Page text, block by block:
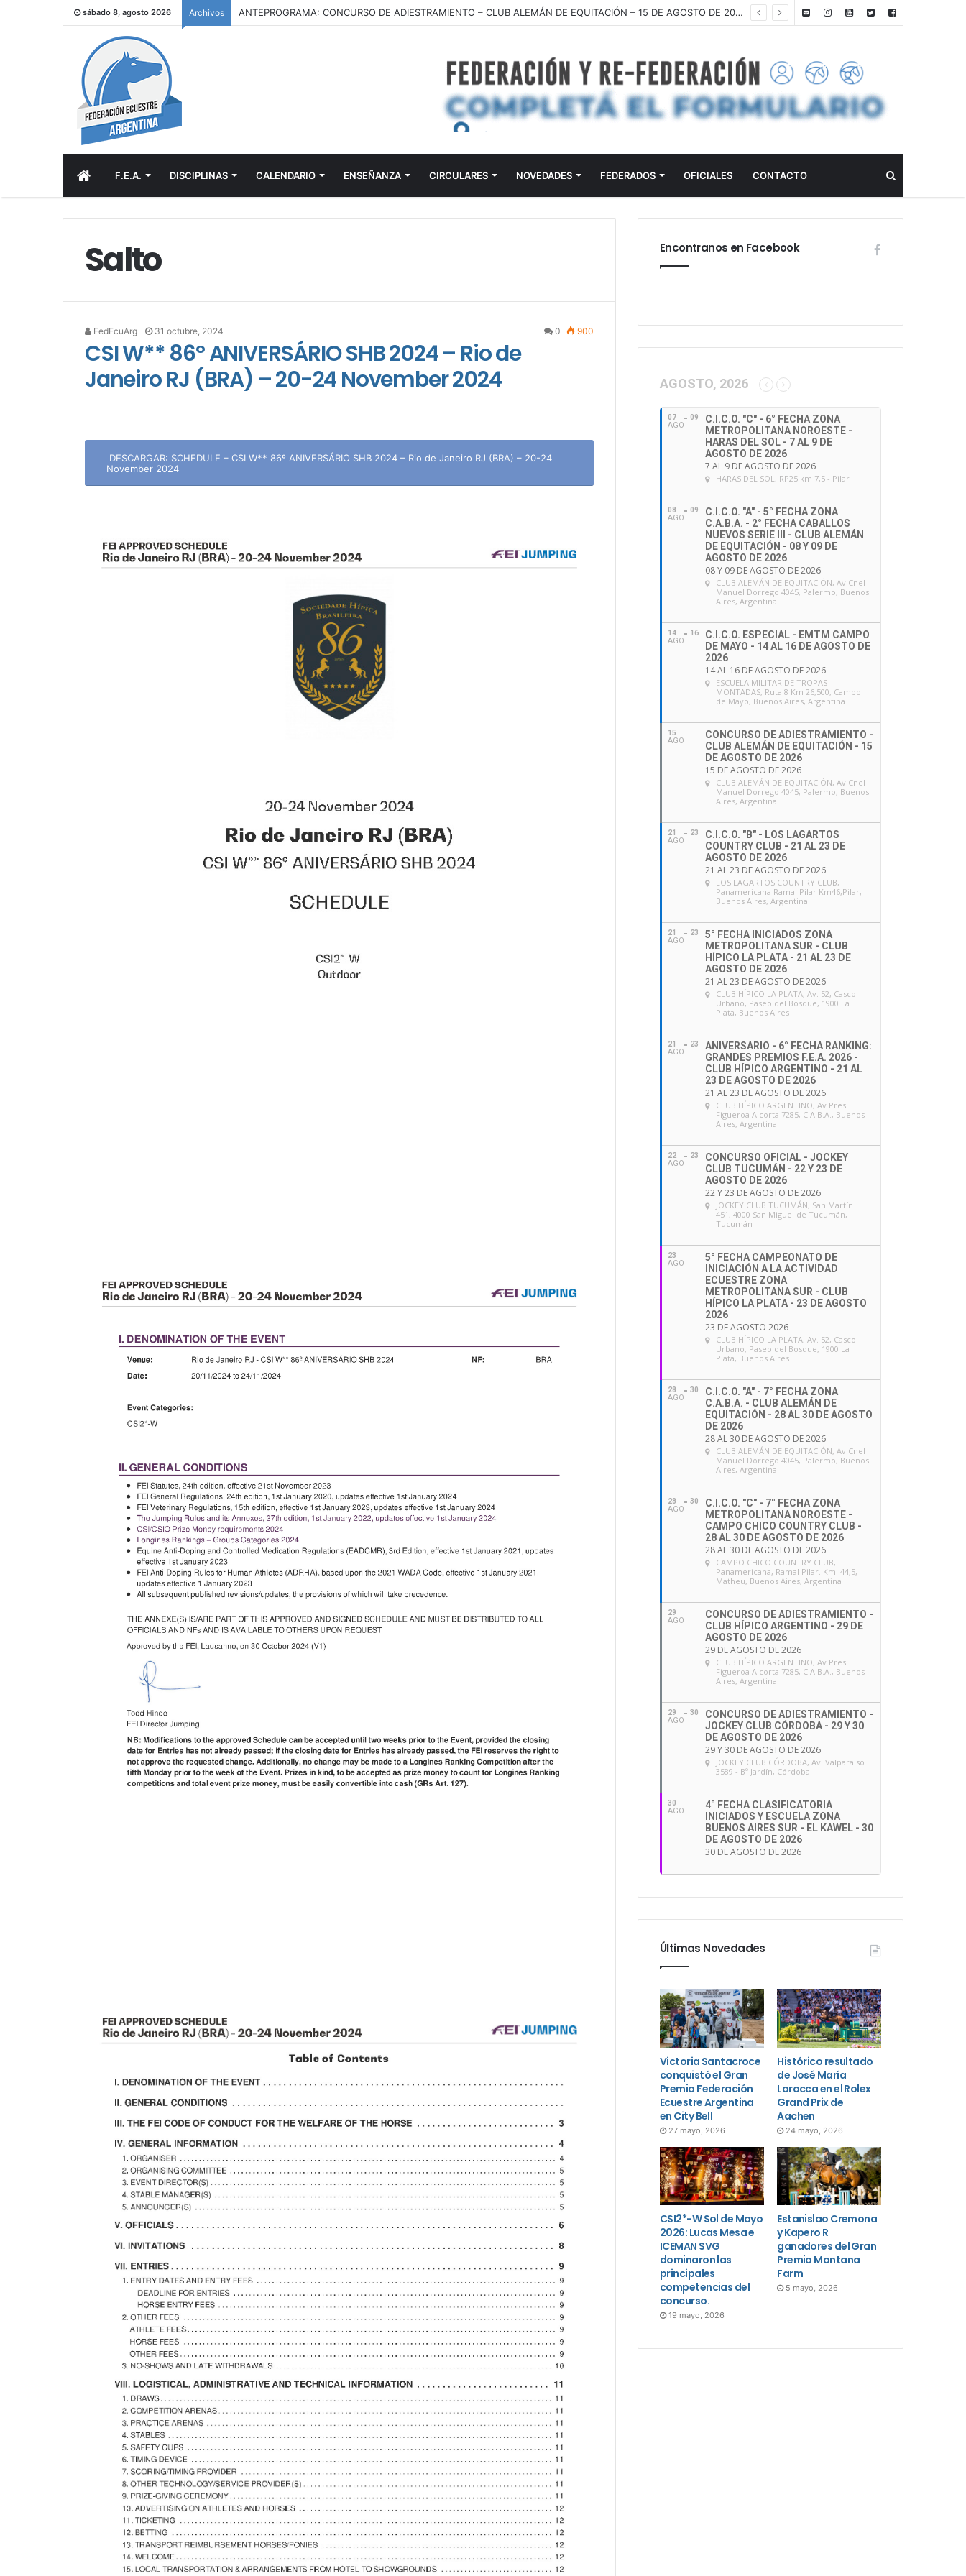
sábado 8, agosto 2026 Archivos ANTEPROGRAMA: CONCURSO DE ADIESTRAMIENTO – CLUB ALEMÁN DE EQUITACIÓN – 15 DE AGOSTO DE 2026
INICIOF.E.A. DISCIPLINAS CALENDARIO ENSEÑANZA CIRCULARES NOVEDADES FEDERADOS OFICIALES CONTACTO
Salto
FedEcuArg 31 octubre, 2024 0 900
CSI W** 86º ANIVERSÁRIO SHB 2024 – Rio de
Janeiro RJ (BRA) – 20-24 November 2024
DESCARGAR: SCHEDULE – CSI W** 86º ANIVERSÁRIO SHB 2024 – Rio de Janeiro RJ (BRA) – 20-24
November 2024
Encontranos en Facebook
AGOSTO, 2026
07
AGO
09
C.I.C.O. "C" - 6° FECHA ZONA
METROPOLITANA NOROESTE -
HARAS DEL SOL - 7 AL 9 DE
AGOSTO DE 2026
7 AL 9 DE AGOSTO DE 2026
HARAS DEL SOL, RP25 km 7,5 - Pilar
08
AGO
09
C.I.C.O. "A" - 5° FECHA ZONA
C.A.B.A. - 2° FECHA CABALLOS
NUEVOS SERIE III - CLUB ALEMÁN
DE EQUITACIÓN - 08 Y 09 DE
AGOSTO DE 2026
08 Y 09 DE AGOSTO DE 2026
CLUB ALEMÁN DE EQUITACIÓN, Av Cnel
Manuel Dorrego 4045, Palermo, Buenos
Aires, Argentina
14
AGO
16
C.I.C.O. ESPECIAL - EMTM CAMPO
DE MAYO - 14 AL 16 DE AGOSTO DE
2026
14 AL 16 DE AGOSTO DE 2026
ESCUELA MILITAR DE TROPAS
MONTADAS, Ruta 8 Km 26,500, Campo
de Mayo, Buenos Aires, Argentina
15
AGO
CONCURSO DE ADIESTRAMIENTO -
CLUB ALEMÁN DE EQUITACIÓN - 15
DE AGOSTO DE 2026
15 DE AGOSTO DE 2026
CLUB ALEMÁN DE EQUITACIÓN, Av Cnel
Manuel Dorrego 4045, Palermo, Buenos
Aires, Argentina
21
AGO
23
C.I.C.O. "B" - LOS LAGARTOS
COUNTRY CLUB - 21 AL 23 DE
AGOSTO DE 2026
21 AL 23 DE AGOSTO DE 2026
LOS LAGARTOS COUNTRY CLUB,
Panamericana Ramal Pilar Km46,Pilar,
Buenos Aires, Argentina
21
AGO
23
5° FECHA INICIADOS ZONA
METROPOLITANA SUR - CLUB
HÍPICO LA PLATA - 21 AL 23 DE
AGOSTO DE 2026
21 AL 23 DE AGOSTO DE 2026
CLUB HÍPICO LA PLATA, Av. 52, Casco
Urbano, Paseo del Bosque, 1900 La
Plata, Buenos Aires
21
AGO
23
ANIVERSARIO - 6° FECHA RANKING:
GRANDES PREMIOS F.E.A. 2026 -
CLUB HÍPICO ARGENTINO - 21 AL
23 DE AGOSTO DE 2026
21 AL 23 DE AGOSTO DE 2026
CLUB HÍPICO ARGENTINO, Av Pres.
Figueroa Alcorta 7285, C.A.B.A., Buenos
Aires, Argentina
22
AGO
23
CONCURSO OFICIAL - JOCKEY
CLUB TUCUMÁN - 22 Y 23 DE
AGOSTO DE 2026
22 Y 23 DE AGOSTO DE 2026
JOCKEY CLUB TUCUMÁN, San Martín
451, 4000 San Miguel de Tucumán,
Tucumán
23
AGO
5° FECHA CAMPEONATO DE
INICIACIÓN A LA ACTIVIDAD
ECUESTRE ZONA
METROPOLITANA SUR - CLUB
HÍPICO LA PLATA - 23 DE AGOSTO
2026
23 DE AGOSTO 2026
CLUB HÍPICO LA PLATA, Av. 52, Casco
Urbano, Paseo del Bosque, 1900 La
Plata, Buenos Aires
28
AGO
30
C.I.C.O. "A" - 7° FECHA ZONA
C.A.B.A. - CLUB ALEMÁN DE
EQUITACIÓN - 28 AL 30 DE AGOSTO
DE 2026
28 AL 30 DE AGOSTO DE 2026
CLUB ALEMÁN DE EQUITACIÓN, Av Cnel
Manuel Dorrego 4045, Palermo, Buenos
Aires, Argentina
28
AGO
30
C.I.C.O. "C" - 7° FECHA ZONA
METROPOLITANA NOROESTE -
CAMPO CHICO COUNTRY CLUB -
28 AL 30 DE AGOSTO DE 2026
28 AL 30 DE AGOSTO DE 2026
CAMPO CHICO COUNTRY CLUB,
Panamericana, Ramal Pilar. Km. 44,5,
Matheu, Buenos Aires, Argentina
29
AGO
CONCURSO DE ADIESTRAMIENTO -
CLUB HÍPICO ARGENTINO - 29 DE
AGOSTO DE 2026
29 DE AGOSTO DE 2026
CLUB HÍPICO ARGENTINO, Av Pres.
Figueroa Alcorta 7285, C.A.B.A., Buenos
Aires, Argentina
29
AGO
30
CONCURSO DE ADIESTRAMIENTO -
JOCKEY CLUB CÓRDOBA - 29 Y 30
DE AGOSTO DE 2026
29 Y 30 DE AGOSTO DE 2026
JOCKEY CLUB CÓRDOBA, Av. Valparaíso
3589 - Bº Jardín, Córdoba.
30
AGO
4° FECHA CLASIFICATORIA
INICIADOS Y ESCUELA ZONA
BUENOS AIRES SUR - EL KAWEL - 30
DE AGOSTO DE 2026
30 DE AGOSTO DE 2026
Últimas Novedades
Victoria Santacroce
conquistó el Gran
Premio Federación
Ecuestre Argentina
en City Bell
27 mayo, 2026
Histórico resultado
de José María
Larocca en el Rolex
Grand Prix de
Aachen
24 mayo, 2026
CSI2*-W Sol de Mayo
2026: Lucas Mesa e
ICEMAN SVG
dominaron las
principales
competencias del
concurso.
19 mayo, 2026
Estanislao Cremona
y Kapero R
ganadores del Gran
Premio Montana
Farm
5 mayo, 2026